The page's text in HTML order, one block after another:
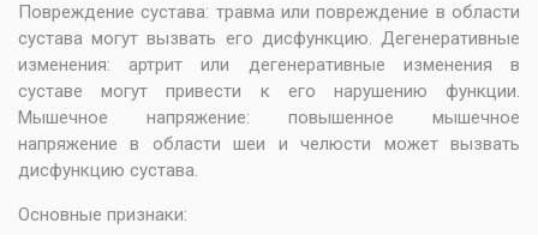
Повреждение сустава: травма или повреждение в области
сустава могут вызвать его дисфункцию. Дегенеративные
изменения: артрит или дегенеративные изменения в
суставе могут привести к его нарушению функции.
Мышечное напряжение: повышенное мышечное
напряжение в области шеи и челюсти может вызвать
дисфункцию сустава.
Основные признаки: